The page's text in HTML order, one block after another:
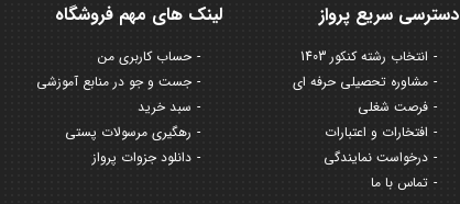
لینک های مهم فروشگاه
حساب کاربری من
جست و جو در منابع آموزشی
سبد خرید
رهگیری مرسولات پستی
دانلود جزوات پرواز
دسترسی سریع پرواز
انتخاب رشته کنکور 1403
مشاوره تحصیلی حرفه ای
فرصت شغلی
افتخارات و اعتبارات
درخواست نمایندگی
تماس با ما